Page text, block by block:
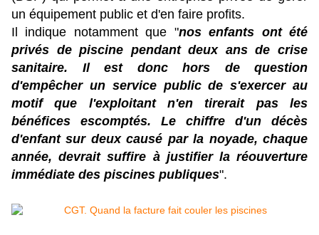
un équipement public et d'en faire profits.
Il indique notamment que "nos enfants ont été
privés de piscine pendant deux ans de crise
sanitaire. Il est donc hors de question
d'empêcher un service public de s'exercer au
motif que l'exploitant n'en tirerait pas les
bénéfices escomptés. Le chiffre d'un décès
d'enfant sur deux causé par la noyade, chaque
année, devrait suffire à justifier la réouverture
immédiate des piscines publiques".